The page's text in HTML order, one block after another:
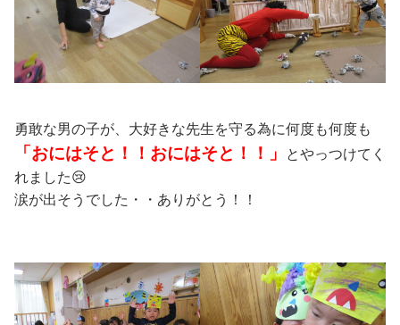
勇敢な男の子が、大好きな先生を守る為に何度も何度も
「おにはそと！！おにはそと！！」
とやっつけてく
れました😢
涙が出そうでした・・ありがとう！！